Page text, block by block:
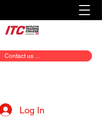
Contact us ...
Log In